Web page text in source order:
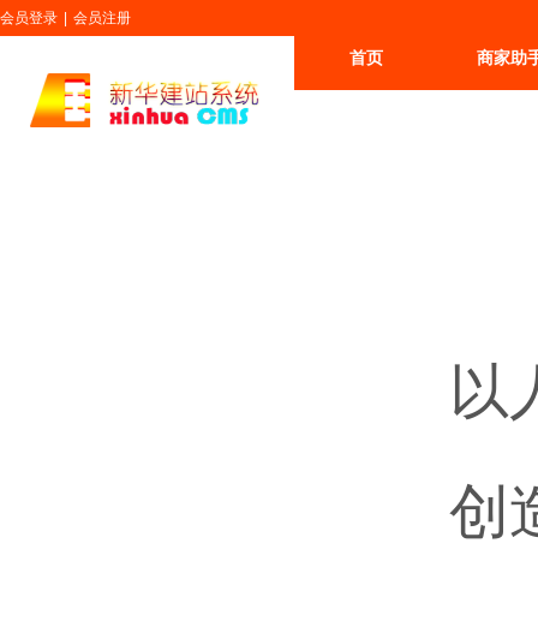
首页 商家助
会员登录 会员注册
以
创